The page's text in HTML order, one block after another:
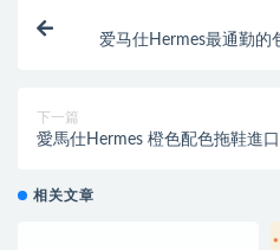
爱马仕Hermes最通勤的
下一篇
愛馬仕Hermes 橙色配色拖鞋進
相关文章